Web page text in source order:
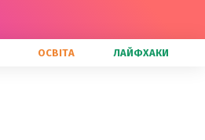
ОСВІТА ЛАЙФХАКИ